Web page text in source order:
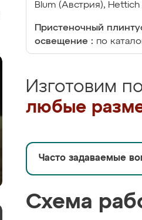
Blum (Австрия),
Пристеночный
освещение : по
Изготовим
любые
Часто задаваемые
Схема